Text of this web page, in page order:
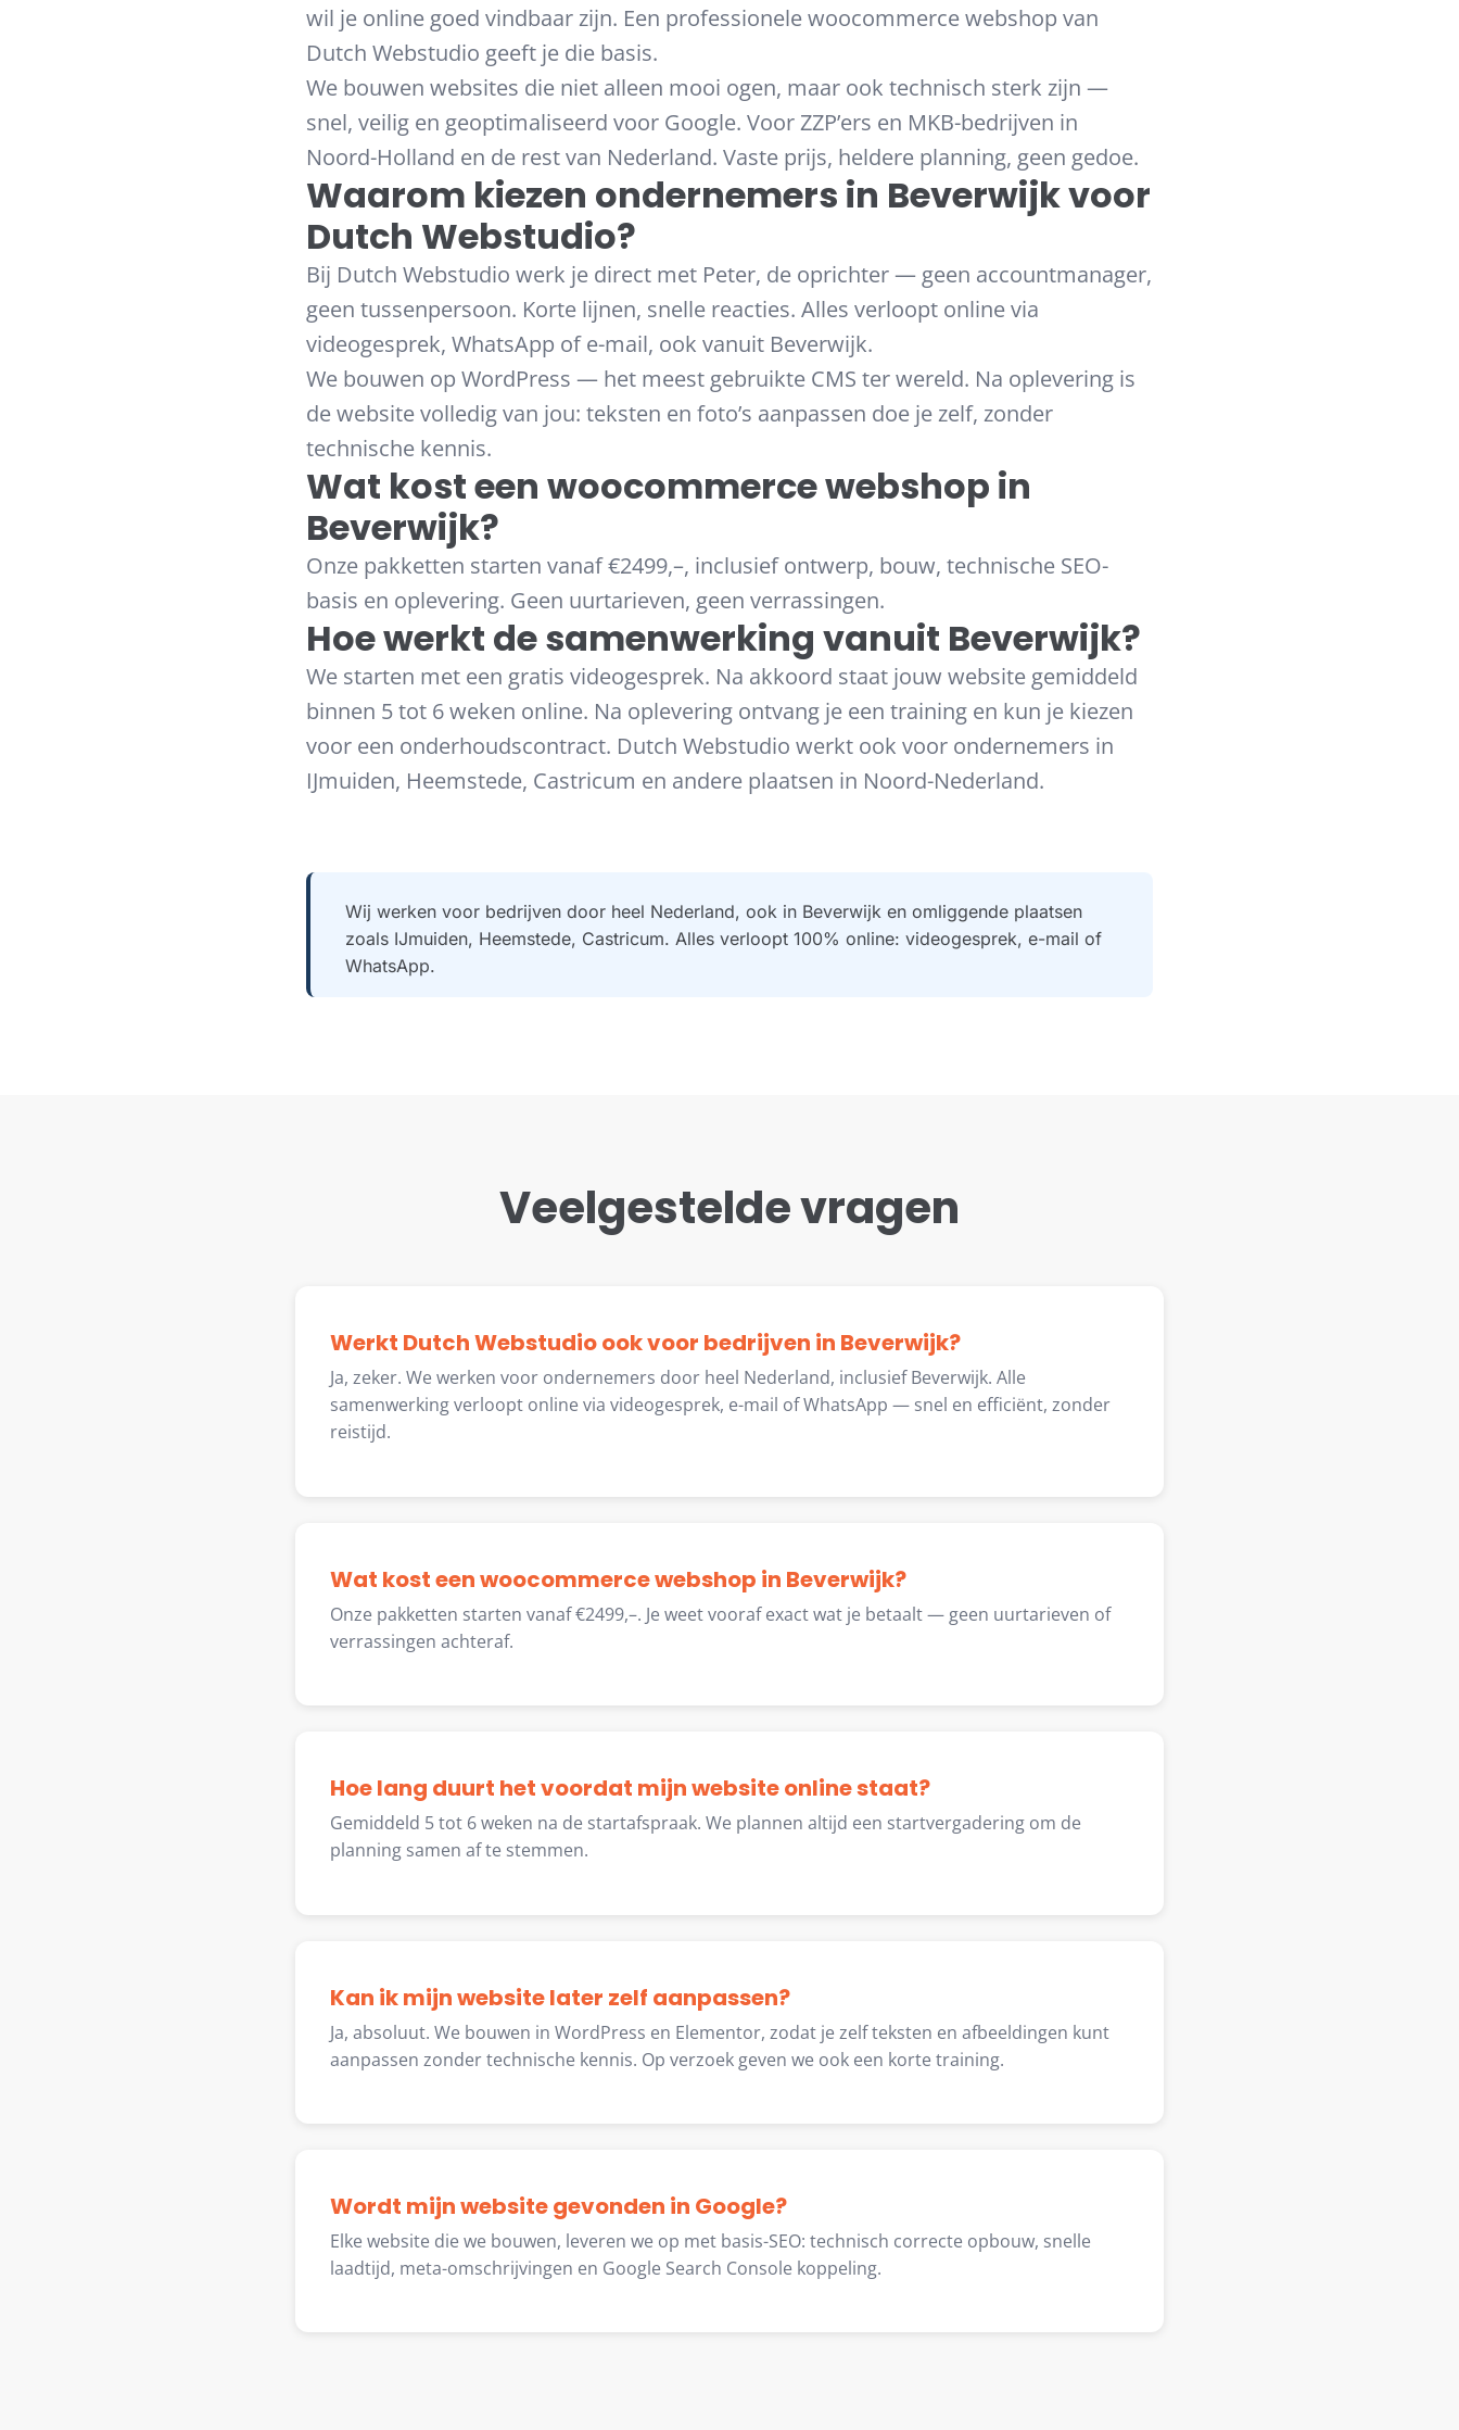
wil je online goed vindbaar zijn. Een professionele woocommerce webshop van
Dutch Webstudio geeft je die basis.
We bouwen websites die niet alleen mooi ogen, maar ook technisch sterk zijn —
snel, veilig en geoptimaliseerd voor Google. Voor ZZP’ers en MKB-bedrijven in
Noord-Holland en de rest van Nederland. Vaste prijs, heldere planning, geen gedoe.
Waarom kiezen ondernemers in Beverwijk voor
Dutch Webstudio?
Bij Dutch Webstudio werk je direct met Peter, de oprichter — geen accountmanager,
geen tussenpersoon. Korte lijnen, snelle reacties. Alles verloopt online via
videogesprek, WhatsApp of e-mail, ook vanuit Beverwijk.
We bouwen op WordPress — het meest gebruikte CMS ter wereld. Na oplevering is
de website volledig van jou: teksten en foto’s aanpassen doe je zelf, zonder
technische kennis.
Wat kost een woocommerce webshop in
Beverwijk?
Onze pakketten starten vanaf €2499,–, inclusief ontwerp, bouw, technische SEO-
basis en oplevering. Geen uurtarieven, geen verrassingen.
Hoe werkt de samenwerking vanuit Beverwijk?
We starten met een gratis videogesprek. Na akkoord staat jouw website gemiddeld
binnen 5 tot 6 weken online. Na oplevering ontvang je een training en kun je kiezen
voor een onderhoudscontract. Dutch Webstudio werkt ook voor ondernemers in
IJmuiden, Heemstede, Castricum en andere plaatsen in Noord-Nederland.
Wij werken voor bedrijven door heel Nederland, ook in Beverwijk en omliggende plaatsen
zoals IJmuiden, Heemstede, Castricum. Alles verloopt 100% online: videogesprek, e-mail of
WhatsApp.
Veelgestelde vragen
Werkt Dutch Webstudio ook voor bedrijven in Beverwijk?
Ja, zeker. We werken voor ondernemers door heel Nederland, inclusief Beverwijk. Alle
samenwerking verloopt online via videogesprek, e-mail of WhatsApp — snel en efficiënt, zonder
reistijd.
Wat kost een woocommerce webshop in Beverwijk?
Onze pakketten starten vanaf €2499,–. Je weet vooraf exact wat je betaalt — geen uurtarieven of
verrassingen achteraf.
Hoe lang duurt het voordat mijn website online staat?
Gemiddeld 5 tot 6 weken na de startafspraak. We plannen altijd een startvergadering om de
planning samen af te stemmen.
Kan ik mijn website later zelf aanpassen?
Ja, absoluut. We bouwen in WordPress en Elementor, zodat je zelf teksten en afbeeldingen kunt
aanpassen zonder technische kennis. Op verzoek geven we ook een korte training.
Wordt mijn website gevonden in Google?
Elke website die we bouwen, leveren we op met basis-SEO: technisch correcte opbouw, snelle
laadtijd, meta-omschrijvingen en Google Search Console koppeling.